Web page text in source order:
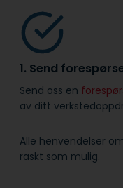
1. Send
Send oss en
av ditt
Alle henvendelser
raskt som mulig.